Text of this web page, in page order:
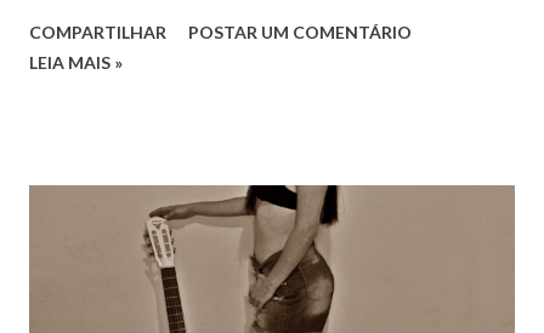
COMPARTILHAR
POSTAR UM COMENTÁRIO
LEIA MAIS »